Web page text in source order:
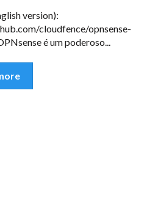
version):
cloudfence/opnsense-
é um poderoso...